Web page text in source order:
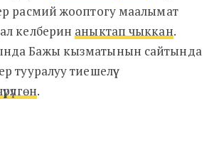
расмий жооптогу маалымат
келберин аныктап чыккан.
Бажы кызматынын сайтында
тууралуу тиешелүү
.